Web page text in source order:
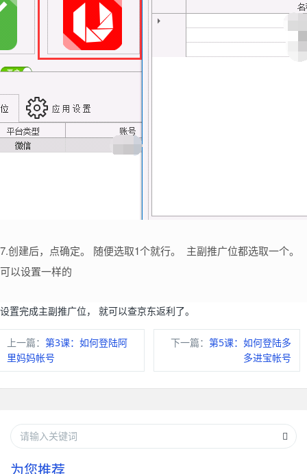
7.创建后，点确定。 随便选取1个就行。 主副推广位都选取一个。
可以设置一样的
设置完成主副推广位， 就可以查京东返利了。
上一篇： 第3课：如何登陆阿
里妈妈帐号
下一篇： 第5课：如何登陆多
多进宝帐号
为您推荐